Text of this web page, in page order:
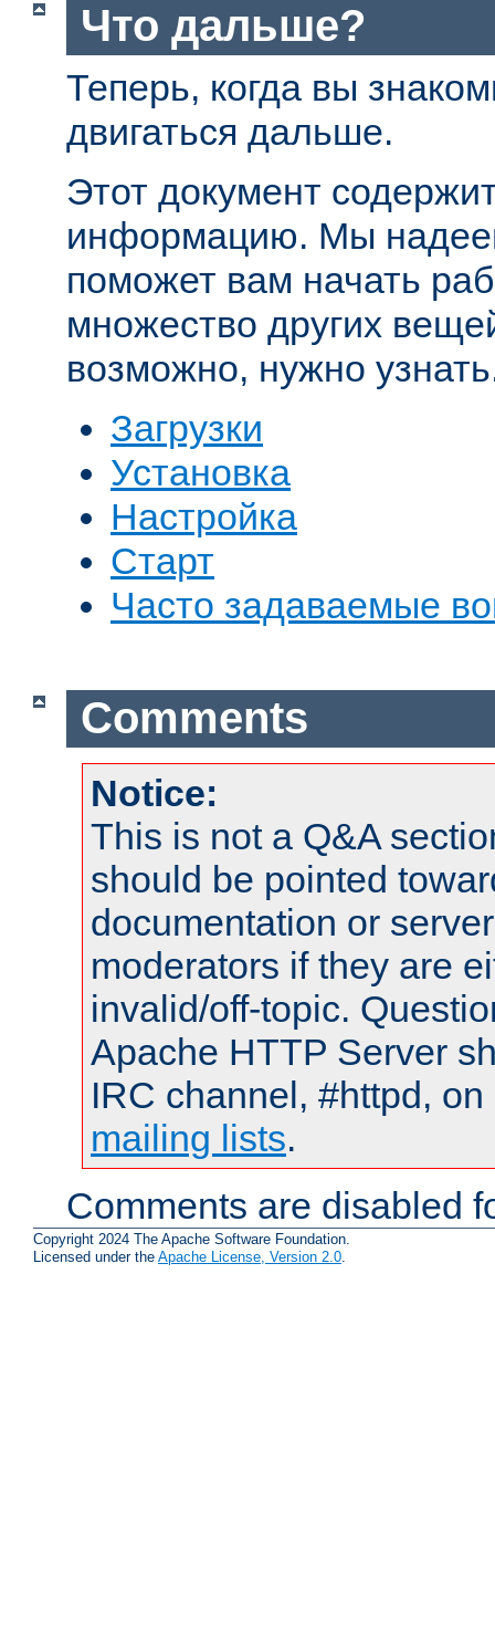
Что дальше?
Теперь, когда вы
двигаться дальше.
Этот документ
информацию. Мы
поможет вам начать
множество других
возможно, нужно
Загрузки
Установка
Настройка
Старт
Часто задаваемые
Comments
Notice:
This is not a Q&A
should be pointed
documentation or
moderators if they are
invalid/off-topic.
Apache HTTP Server
IRC channel, #httpd,
mailing lists.
Comments are disabled
Copyright 2024 The Apache Software Foundation.
Licensed under the Apache License, Version 2.0.